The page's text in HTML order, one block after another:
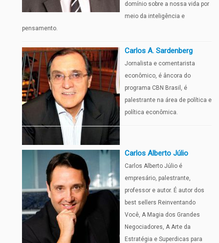
domínio sobre a nossa vida por
meio da inteligência e
pensamento.
Carlos A. Sardenberg
Jornalista e comentarista
econômico, é âncora do
programa CBN Brasil, é
palestrante na área de política e
política econômica.
Carlos Alberto Júlio
Carlos Alberto Júlio é
empresário, palestrante,
professor e autor. É autor dos
best sellers Reinventando
Você, A Magia dos Grandes
Negociadores, A Arte da
Estratégia e Superdicas para